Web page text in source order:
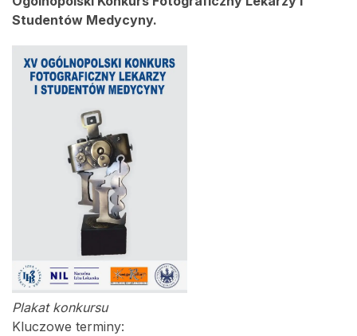
Studentów Medycyny.
Plakat konkursu
Kluczowe terminy: